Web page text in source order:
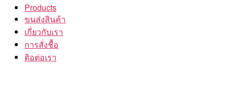
Products
ขนส่งสินค้า
เกี่ยวกับเรา
การสั่งชื้อ
ติอต่อเรา